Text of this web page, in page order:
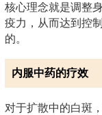
核心理念就是调整
疫力，从而达到控
的。
内服中药的疗效
对于扩散中的白斑